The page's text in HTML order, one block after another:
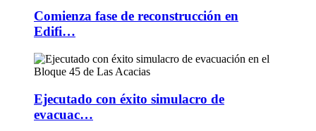
Comienza fase de reconstrucción en
Edifi…
Ejecutado con éxito simulacro de
evacuac…